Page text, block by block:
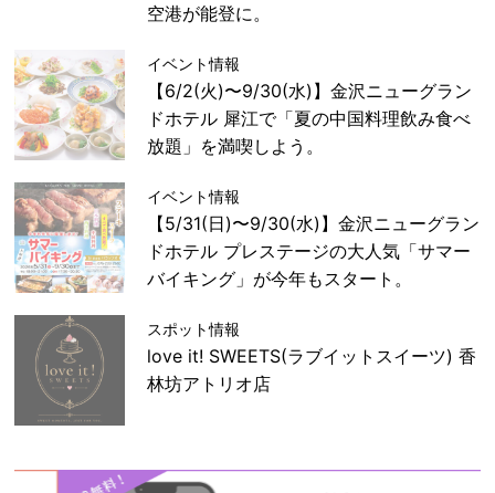
空港が能登に。
イベント情報
【6/2(火)〜9/30(水)】金沢ニューグラン
ドホテル 犀江で「夏の中国料理飲み食べ
放題」を満喫しよう。
イベント情報
【5/31(日)〜9/30(水)】金沢ニューグラン
ドホテル プレステージの大人気「サマー
バイキング」が今年もスタート。
スポット情報
love it! SWEETS(ラブイットスイーツ) 香
林坊アトリオ店